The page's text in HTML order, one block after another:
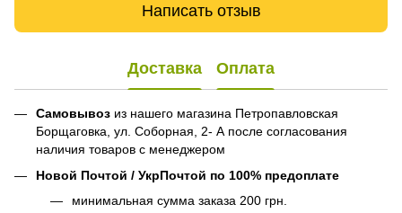
Написать отзыв
Доставка Оплата
Самовывоз из нашего магазина Петропавловская
Борщаговка, ул. Соборная, 2- А после согласования
наличия товаров с менеджером
Новой Почтой / УкрПочтой по 100% предоплате
минимальная сумма заказа 200 грн.